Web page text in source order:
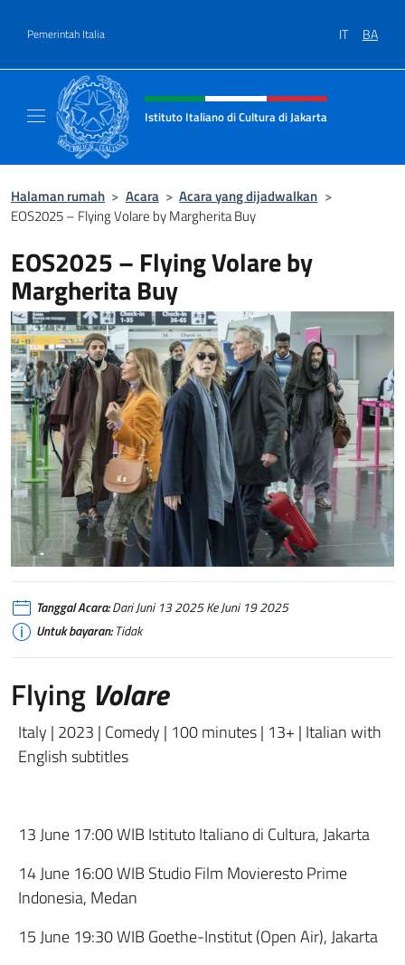
Pemerintah Italia IT BA
Situs tajuk, sosial, dan menu
Istituto Italiano di Cultura di Jakarta
Halaman rumah > Acara > Acara yang dijadwalkan >
EOS2025 – Flying Volare by Margherita Buy
EOS2025 – Flying Volare by
Margherita Buy
Tanggal Acara:Dari Juni 13 2025 Ke Juni 19 2025
Untuk bayaran:Tidak
Flying Volare
Italy | 2023 | Comedy | 100 minutes | 13+ | Italian with
English subtitles
13 June 17:00 WIB Istituto Italiano di Cultura, Jakarta
14 June 16:00 WIB Studio Film Movieresto Prime
Indonesia, Medan
15 June 19:30 WIB Goethe-Institut (Open Air), Jakarta